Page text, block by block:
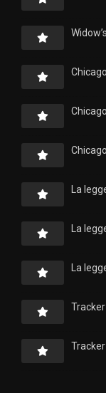
La
La
La